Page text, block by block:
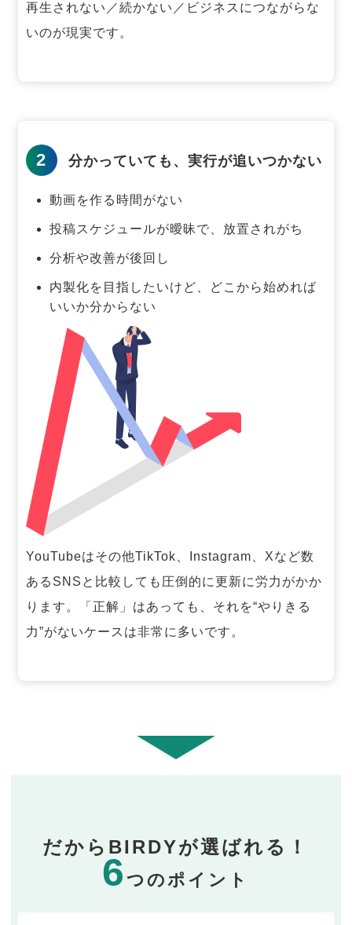
再生されない／続かない／ビジネスにつながらな
いのが現実です。
2 分かっていても、実行が追いつかない
動画を作る時間がない
投稿スケジュールが曖昧で、放置されがち
分析や改善が後回し
内製化を目指したいけど、どこから始めれば
いいか分からない
YouTubeはその他TikTok、Instagram、Xなど数
あるSNSと比較しても圧倒的に更新に労力がかか
ります。「正解」はあっても、それを“やりきる
力”がないケースは非常に多いです。
だからBIRDYが選ばれる！
6つのポイント